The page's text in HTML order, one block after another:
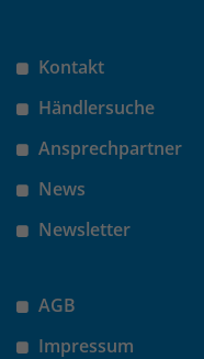
Kontakt
Händlersuche
Ansprechpartner
News
Newsletter
AGB
Impressum